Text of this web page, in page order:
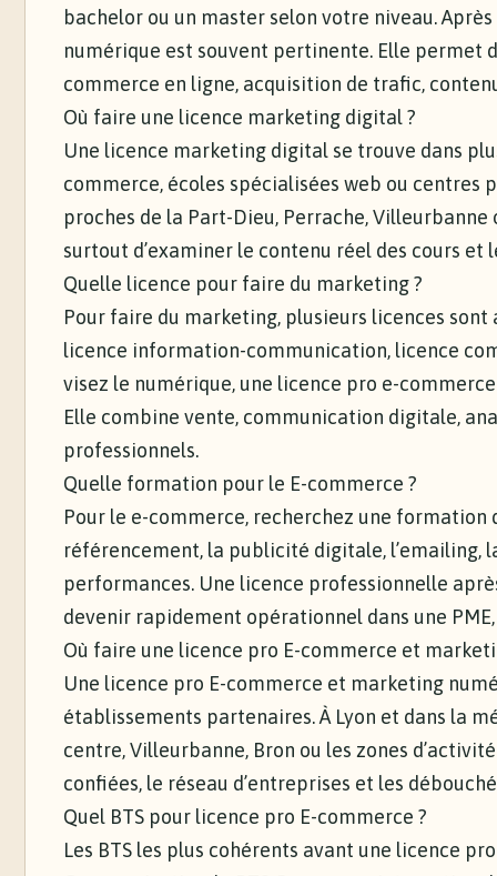
bachelor ou un master selon votre niveau.
numérique est souvent pertinente. Elle permet
commerce en ligne, acquisition de trafic,
Où faire une licence marketing digital ?
Une licence marketing digital se trouve dans
commerce, écoles spécialisées web ou centres
proches de la Part-Dieu, Perrache, Villeurbanne
surtout d’examiner le contenu réel des cours
Quelle licence pour faire du marketing ?
Pour faire du marketing, plusieurs licences
licence information-communication, licence
visez le numérique, une licence pro e-
Elle combine vente, communication digitale,
professionnels.
Quelle formation pour le E-commerce ?
Pour le e-commerce, recherchez une
référencement, la publicité digitale, l’emailing,
performances. Une licence professionnelle
devenir rapidement opérationnel dans une
Où faire une licence pro E-commerce et
Une licence pro E-commerce et marketing
établissements partenaires. À Lyon et dans la
centre, Villeurbanne, Bron ou les zones
confiées, le réseau d’entreprises et les
Quel BTS pour licence pro E-commerce ?
Les BTS les plus cohérents avant une licence